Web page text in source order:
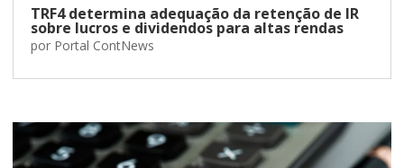
TRF4 determina adequação da retenção de IR
sobre lucros e dividendos para altas rendas
por Portal ContNews